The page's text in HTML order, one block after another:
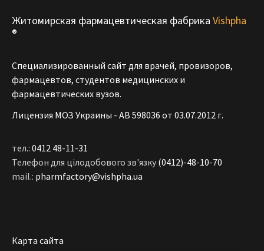
Житомирская фармацевтическая фабрика Vishpha
®
Специализированный сайт для врачей, провизоров,
фармацевтов, студентов медицинских и
фармацевтических вузов.
Лицензия МОЗ Украины - АВ 598036 от 03.07.2012 г.
тел.: 0412 48-11-31
Телефон для цілодобового зв'язку (0412)-48-10-70
mail.: pharmfactory@vishpha.ua
Карта сайта